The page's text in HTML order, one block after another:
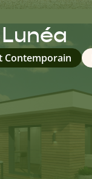
Contemporain